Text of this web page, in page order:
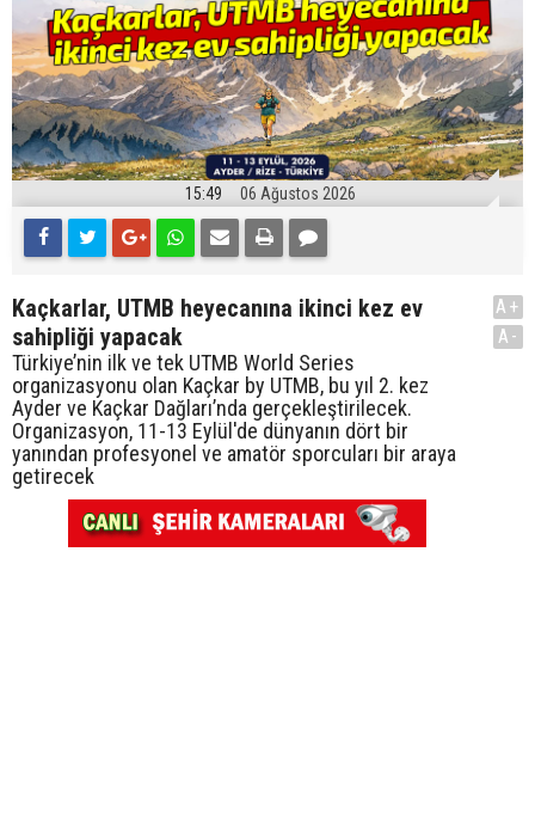
15:49 06 Ağustos 2026
Kaçkarlar, UTMB heyecanına ikinci kez ev
sahipliği yapacak
Türkiye’nin ilk ve tek UTMB World Series
organizasyonu olan Kaçkar by UTMB, bu yıl 2. kez
Ayder ve Kaçkar Dağları’nda gerçekleştirilecek.
Organizasyon, 11-13 Eylül'de dünyanın dört bir
yanından profesyonel ve amatör sporcuları bir araya
getirecek
A+
A-